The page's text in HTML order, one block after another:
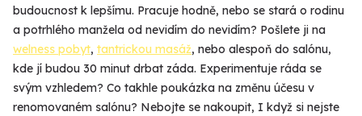
budoucnost k lepšímu. Pracuje hodně, nebo se stará o rodinu
a potrhlého manžela od nevidím do nevidím? Pošlete ji na
welness pobyt, tantrickou masáž, nebo alespoň do salónu,
kde jí budou 30 minut drbat záda. Experimentuje ráda se
svým vzhledem? Co takhle poukázka na změnu účesu v
renomovaném salónu? Nebojte se nakoupit, I když si nejste